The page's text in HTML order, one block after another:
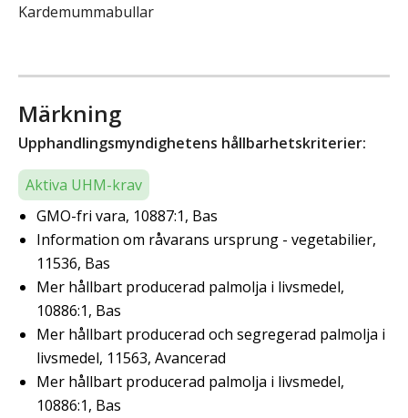
Kardemummabullar
Märkning
Upphandlingsmyndighetens hållbarhetskriterier:
Aktiva UHM-krav
GMO-fri vara, 10887:1, Bas
Information om råvarans ursprung - vegetabilier,
11536, Bas
Mer hållbart producerad palmolja i livsmedel,
10886:1, Bas
Mer hållbart producerad och segregerad palmolja i
livsmedel, 11563, Avancerad
Mer hållbart producerad palmolja i livsmedel,
10886:1, Bas